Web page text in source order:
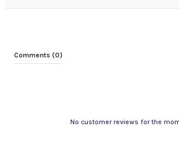
Comments (0)
No customer reviews for the